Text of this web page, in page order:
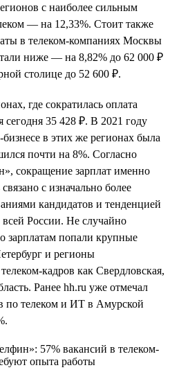
с наиболее сильным
— на 12,33%. Стоит также
в телеком-компаниях Москвы
ниже — на 8,82% до 62 000 ₽
столице до 52 600 ₽.
где сократилась оплата
сегодня 35 428 ₽. В 2021 году
в этих же регионах была
почти на 8%. Согласно
сокращение зарплат именно
с изначально более
кандидатов и тенденцией
России. Не случайно
зарплатам попали крупные
и регионы
кадров как Свердловская,
Ранее hh.ru уже отмечал
по телеком и ИТ в Амурской